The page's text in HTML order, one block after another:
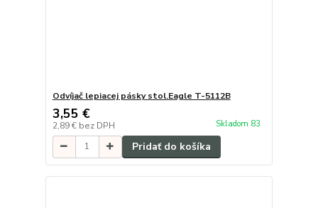
Odvíjač lepiacej pásky stol.Eagle T-5112B
3,55 €
2,89 € bez DPH Skladom 83
Pridať do košíka